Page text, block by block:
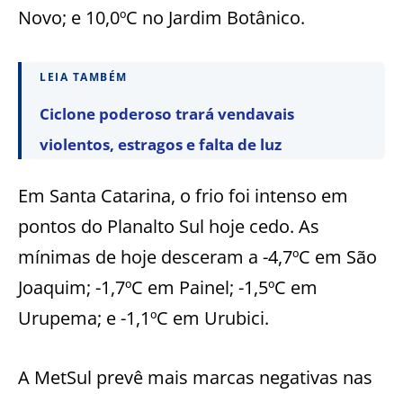
Novo; e 10,0ºC no Jardim Botânico.
LEIA TAMBÉM
Ciclone poderoso trará vendavais
violentos, estragos e falta de luz
Em Santa Catarina, o frio foi intenso em
pontos do Planalto Sul hoje cedo. As
mínimas de hoje desceram a -4,7ºC em São
Joaquim; -1,7ºC em Painel; -1,5ºC em
Urupema; e -1,1ºC em Urubici.
A MetSul prevê mais marcas negativas nas